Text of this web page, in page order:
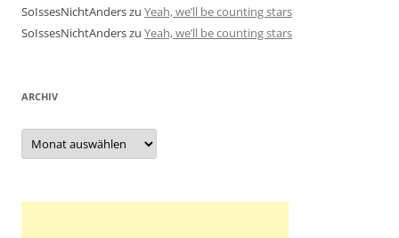
SoIssesNichtAnderszu Yeah, we’ll be counting stars
SoIssesNichtAnderszu Yeah, we’ll be counting stars
ARCHIV
Archiv